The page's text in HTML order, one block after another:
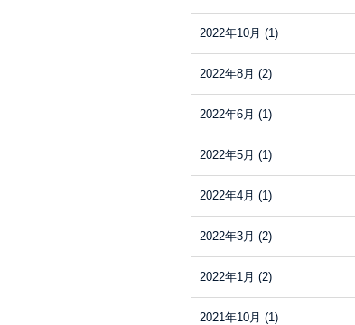
2022年10月 (1)
2022年8月 (2)
2022年6月 (1)
2022年5月 (1)
2022年4月 (1)
2022年3月 (2)
2022年1月 (2)
2021年10月 (1)